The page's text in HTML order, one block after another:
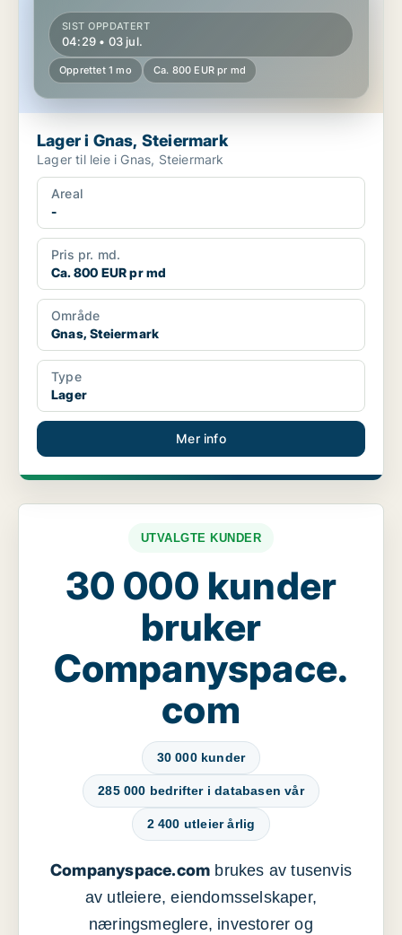
SIST OPPDATERT
04:29 • 03 jul.
Opprettet 1 mo Ca. 800 EUR pr md
Lager i Gnas, Steiermark
Lager til leie i Gnas, Steiermark
Areal
-
Pris pr. md.
Ca. 800 EUR pr md
Område
Gnas, Steiermark
Type
Lager
Mer info
UTVALGTE KUNDER
30 000 kunder
bruker
Companyspace.
com
30 000 kunder
285 000 bedrifter i databasen vår
2 400 utleier årlig
Companyspace.com brukes av tusenvis
av utleiere, eiendomsselskaper,
næringsmeglere, investorer og